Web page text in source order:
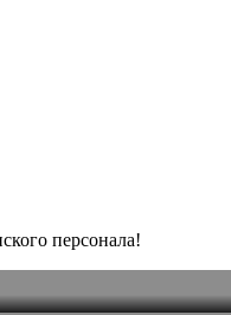
персонала!